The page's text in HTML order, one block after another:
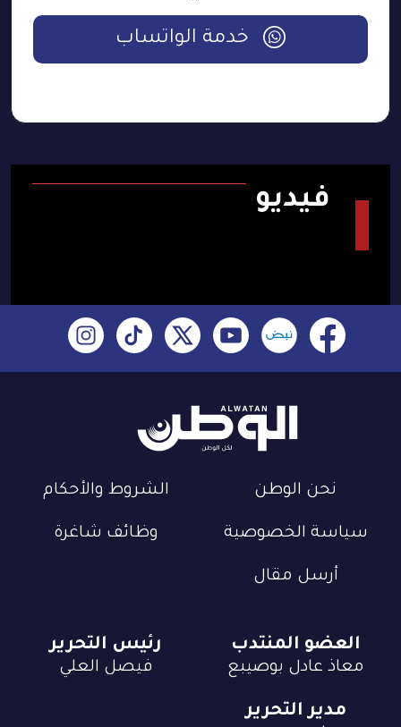
خدمة الواتساب
فيديو
نحن الوطن الشروط والأحكام
سياسة الخصوصية وظائف شاغرة
أرسل مقال
العضو المنتدب
معاذ عادل بوصيبع
رئيس التحرير
فيصل العلي
مدير التحرير